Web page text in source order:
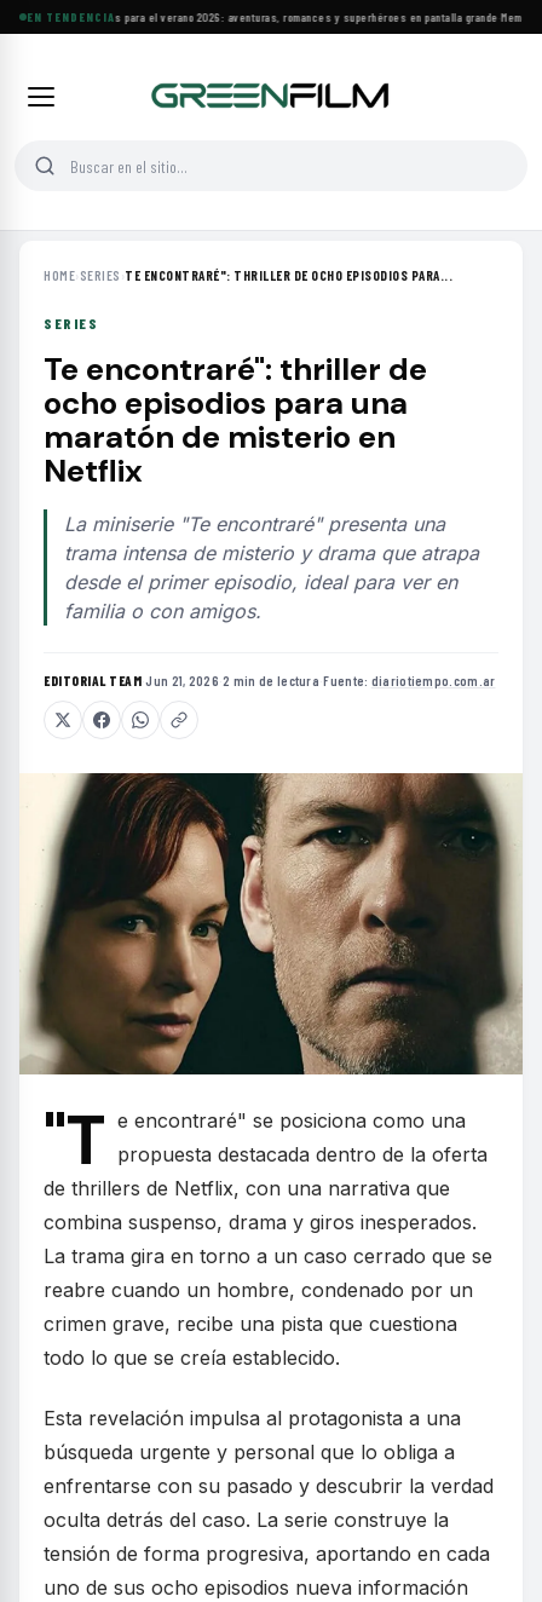
EN TENDENCIA
Estrenos y clásicos para el verano 2026: aventuras, romances y superhéroes en pantalla grande·Memoria
HOME› SERIES ›TE ENCONTRARÉ": THRILLER DE OCHO EPISODIOS PARA...
SERIES
Te encontraré": thriller de
ocho episodios para una
maratón de misterio en
Netflix
La miniserie "Te encontraré" presenta una
trama intensa de misterio y drama que atrapa
desde el primer episodio, ideal para ver en
familia o con amigos.
EDITORIAL TEAM·Jun 21, 2026·2 min de lectura·Fuente: diariotiempo.com.ar
"T e encontraré" se posiciona como una
propuesta destacada dentro de la oferta
de thrillers de Netflix, con una narrativa que
combina suspenso, drama y giros inesperados.
La trama gira en torno a un caso cerrado que se
reabre cuando un hombre, condenado por un
crimen grave, recibe una pista que cuestiona
todo lo que se creía establecido.
Esta revelación impulsa al protagonista a una
búsqueda urgente y personal que lo obliga a
enfrentarse con su pasado y descubrir la verdad
oculta detrás del caso. La serie construye la
tensión de forma progresiva, aportando en cada
uno de sus ocho episodios nueva información